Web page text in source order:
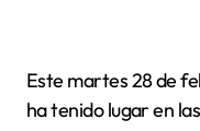
Este martes 28 de febrero, a las 12:00 de la mañana,
ha tenido lugar en